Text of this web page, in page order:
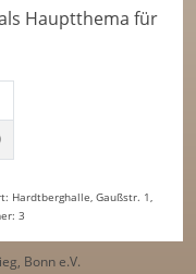
Hauptthema für
Hardtberghalle, Gaußstr. 1,
3
Bonn e.V.